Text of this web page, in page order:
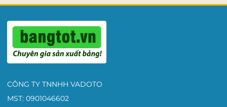
CÔNG TY TNNHH VADOTO
MST: 0901046602